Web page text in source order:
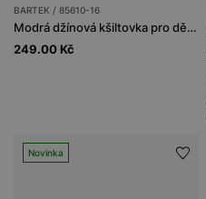
BARTEK / 85610-16
Modrá džínová kšiltovka pro děti BARTEK 85610-16
249.00 Kč
Novinka